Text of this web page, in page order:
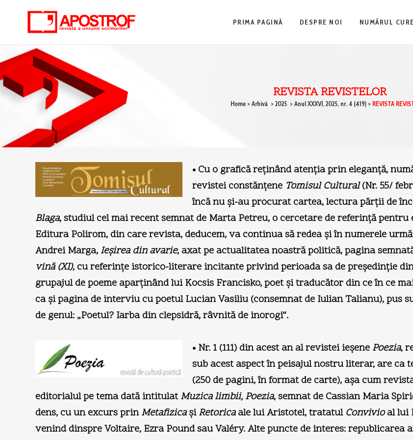
PRIMA PAGINĂ DESPRE NOI NUMĂRUL
REVISTA REVISTELOR
Home> Arhivă > 2025 > Anul XXXVI, 2025, nr. 4 (419)> REVISTA
• Cu o grafică reţinând atenţia prin eleganţă,
revistei constănţene Tomisul Cultural(Nr. 55/
încă nu şi-au procurat cartea, lectura părţii de
Blaga, studiul cel mai recent semnat de Marta Petreu, o cercetare de referinţă
Editura Polirom, din care revista, deducem, va continua să redea şi în numerele
Andrei Marga, Ieşirea din avarie, axat pe actualitatea noastră politică, pagina
vină (XI), cu referinţe istorico-literare incitante privind perioada sa de preşedinţie
grupajul de poeme aparţinând lui Kocsis Francisko, poet şi traducător din ce în ce
ca şi pagina de interviu cu poetul Lucian Vasiliu (consemnat de Iulian Talianu), pus
de genul: „Poetul? Iarba din clepsidră, râvnită de inorogi“.
• Nr. 1 (111) din acest an al revistei ieşene Poezia,
sub acest aspect în peisajul nostru literar, are ca
(250 de pagini, în format de carte), aşa cum
editorialul pe tema dată intitulatMuzica limbii, Poezia, semnat de Cassian Maria
dens, cu un excurs prinMetafizicaşiRetoricaale lui Aristotel, tratatul Convivioal lui
venind dinspre Voltaire, Ezra Pound sau Valéry. Alte puncte de interes: republicarea